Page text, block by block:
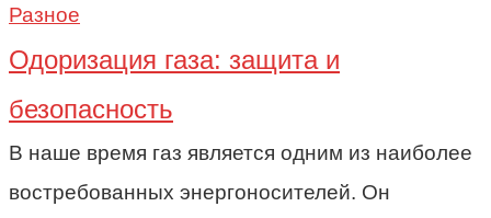
Разное
Одоризация газа: защита и
безопасность
В наше время газ является одним из наиболее
востребованных энергоносителей. Он